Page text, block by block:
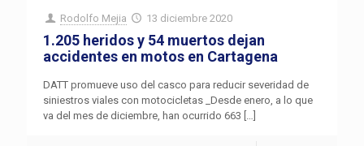
Rodolfo Mejia 13 diciembre 2020
1.205 heridos y 54 muertos dejan
accidentes en motos en Cartagena
DATT promueve uso del casco para reducir severidad de
siniestros viales con motocicletas _Desde enero, a lo que
va del mes de diciembre, han ocurrido 663 […]